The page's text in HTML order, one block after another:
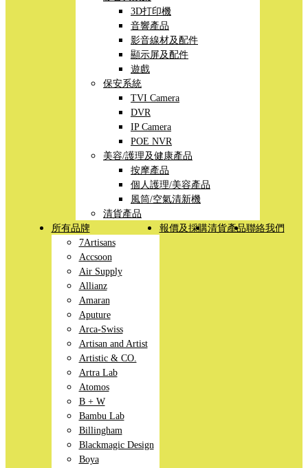
3D打印機
音響產品
影音線材及配件
顯示屏及配件
遊戲
保安系統
TVI Camera
DVR
IP Camera
POE NVR
美容/護理及健康產品
按摩產品
個人護理/美容產品
風筒/空氣清新機
清貨產品
所有品牌
7Artisans
Accsoon
Air Supply
Allianz
Amaran
Aputure
Arca-Swiss
Artisan and Artist
Artistic & CO.
Artra Lab
Atomos
B + W
Bambu Lab
Billingham
Blackmagic Design
Boya
報價及採購清貨產品聯絡我們